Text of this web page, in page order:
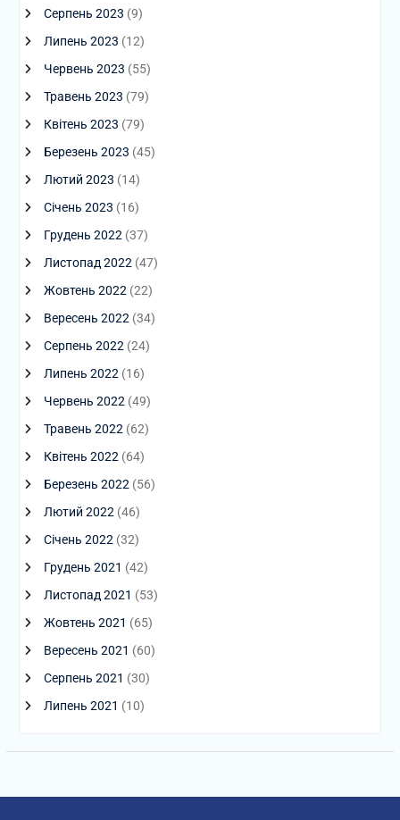
Серпень 2023 (9)
Липень 2023 (12)
Червень 2023 (55)
Травень 2023 (79)
Квітень 2023 (79)
Березень 2023 (45)
Лютий 2023 (14)
Січень 2023 (16)
Грудень 2022 (37)
Листопад 2022 (47)
Жовтень 2022 (22)
Вересень 2022 (34)
Серпень 2022 (24)
Липень 2022 (16)
Червень 2022 (49)
Травень 2022 (62)
Квітень 2022 (64)
Березень 2022 (56)
Лютий 2022 (46)
Січень 2022 (32)
Грудень 2021 (42)
Листопад 2021 (53)
Жовтень 2021 (65)
Вересень 2021 (60)
Серпень 2021 (30)
Липень 2021 (10)